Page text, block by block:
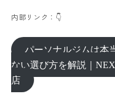
内部リンク：👇
パーソナルジムは本
ない選び方を解説｜
店